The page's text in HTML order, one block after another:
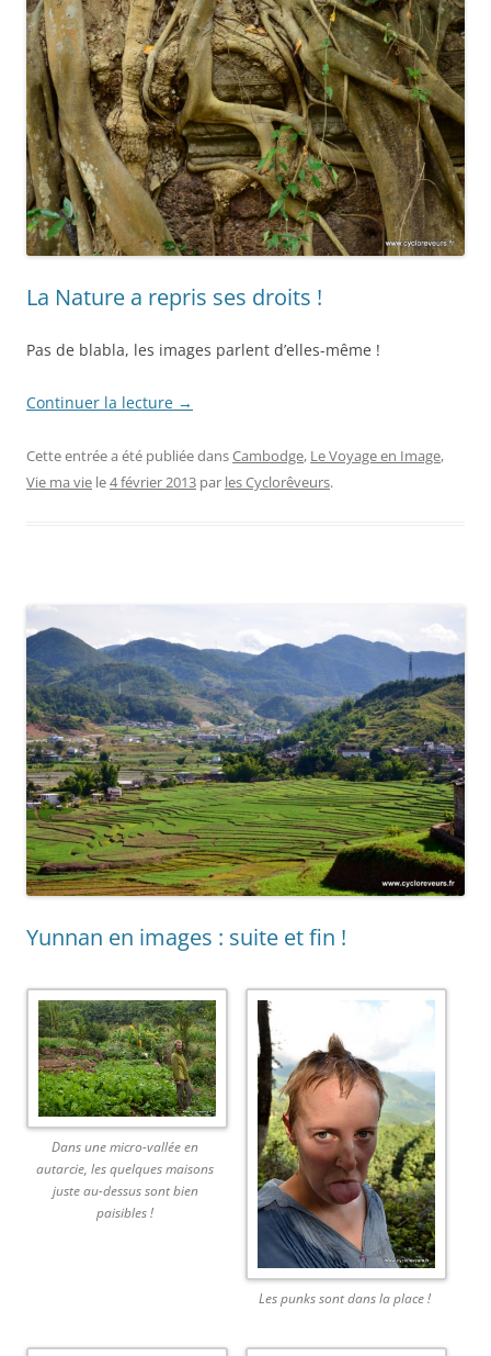
La Nature a repris ses droits !
Pas de blabla, les images parlent d’elles-même !
Continuer la lecture →
Cette entrée a été publiée dansCambodge, Le Voyage en Image,
Vie ma vie le4 février 2013 par les Cyclorêveurs.
Yunnan en images : suite et fin !
Dans une micro-vallée en
autarcie, les quelques maisons
juste au-dessus sont bien
paisibles !
Les punks sont dans la place !